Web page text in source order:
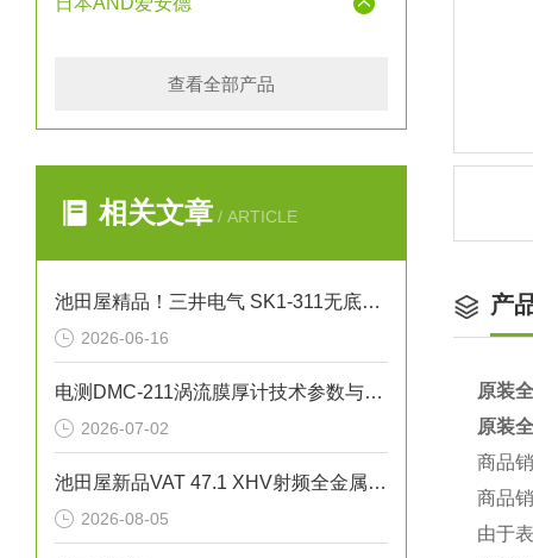
查看全部产品
相关文章 / ARTICLE
池田屋精品！三井电气 SK1-311无底纸标签打印机 参数介绍
2026-06-16
电测DMC-211涡流膜厚计技术参数与应用解析
2026-07-02
池田屋新品VAT 47.1 XHV射频全金属闸阀47146-CE44正式发布
2026-08-05
产
原装
原装
商品
商品
由于